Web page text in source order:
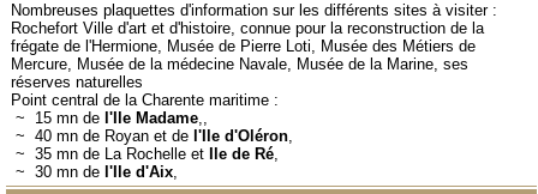
Nombreuses plaquettes d'information sur les différents sites à visiter :
Rochefort Ville d'art et d'histoire, connue pour la reconstruction de la
frégate de l'Hermione, Musée de Pierre Loti, Musée des Métiers de
Mercure, Musée de la médecine Navale, Musée de la Marine, ses
réserves naturelles
Point central de la Charente maritime :
~ 15 mn de l'Ile Madame,,
~ 40 mn de Royan et de l'Ile d'Oléron,
~ 35 mn de La Rochelle et
Ile de Ré,
~ 30 mn de l'Ile d'Aix,